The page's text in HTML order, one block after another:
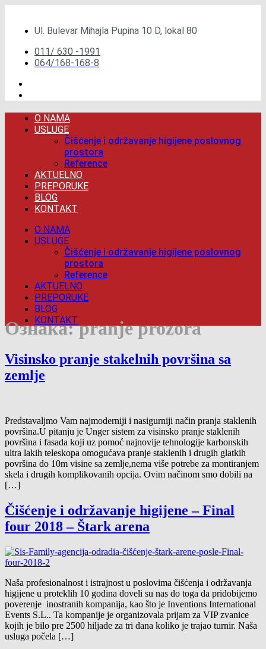
садржајUl. Bulevar Mihajla Pupina 10 D, lokal 80
011/ 630 -1991
064/168-168-8
O NAMA
USLUGE
Čišćenje i održavanje higijene poslovnog
prostora
Reference
AKTUELNO
PREPORUKE
BLOG
KONTAKT
O NAMA
USLUGE
Čišćenje i održavanje higijene poslovnog
prostora
Reference
AKTUELNO
PREPORUKE
BLOG
KONTAKT
Ознака:pranje prozora
Visinsko pranje stakelnih površina sa
zemlje
Predstavaljmo Vam najmoderniji i nasigurniji način pranja staklenih
površina.U pitanju je Unger sistem za visinsko pranje staklenih
površina i fasada koji uz pomoć najnovije tehnologije karbonskih
ultra lakih teleskopa omogućava pranje staklenih i drugih glatkih
površina do 10m visine sa zemlje,nema više potrebe za montiranjem
skela i drugih komplikovanih opcija. Ovim načinom smo dobili na
[…]
Čišćenje i održavanje higijene – Final
four 2018 – Štark arena
Naša profesionalnost i istrajnost u poslovima čišćenja i održavanja
higijene u proteklih 10 godina doveli su nas do toga da pridobijemo
poverenje inostranih kompanija, kao što je Inventions International
Events S.L.. Ta kompanije je organizovala prijam za VIP zvanice
kojih je bilo pre 2500 hiljade za tri dana koliko je trajao turnir. Naša
usluga počela […]